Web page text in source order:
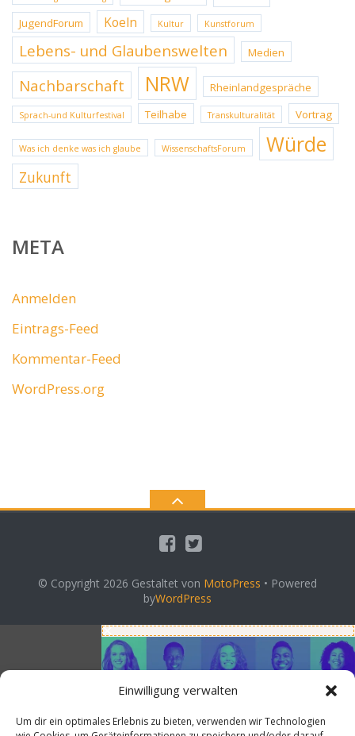
Einwilligung verwalten
Um dir ein optimales Erlebnis zu bieten, verwenden wir Technologien
JugendForum Koeln Kultur Kunstforum
Lebens- und Glaubenswelten Medien
Nachbarschaft NRW Rheinlandgespräche
Sprach-und Kulturfestival Teilhabe Transkulturalität Vortrag
Was ich denke was ich glaube WissenschaftsForum Würde
Zukunft
META
Anmelden
Eintrags-Feed
Kommentar-Feed
WordPress.org
© Copyright 2026 Gestaltet von MotoPress • Powered
byWordPress